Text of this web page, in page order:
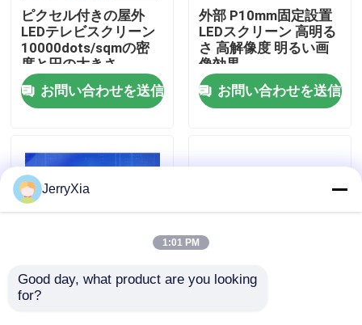
VRショー
わたしたち に つい て
工場 ツアー
品質管理
連絡 ください
ピクセル付きの屋外
LEDテレビスクリーン
10000dots/sqmの密
度と円の大きさ
お問い合わせを送信
外部 P10mm固定設置
LEDスクリーン 高明る
さ 高解像度 明るい画
像効果
お問い合わせを送信
P8 屋外広告 巨大な
JerryXia
1:01 PM
Good day, what product are you looking
for?